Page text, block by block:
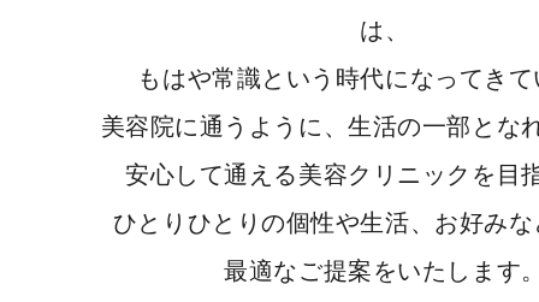
は、
もはや常識という時代になってき
美容院に通うように、生活の一部とな
安心して通える美容クリニックを目
ひとりひとりの個性や生活、お好み
最適なご提案をいたします